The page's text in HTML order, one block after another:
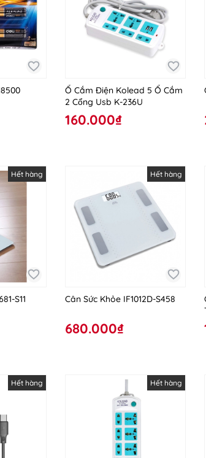
Ổ Cắm Điện Kolead 5 Ổ Cắm
2 Cổng Usb K-236U
160.000₫
Hết hàng
S11
Hết hàng
Cân Sức Khỏe IF1012D-S458
680.000₫
Hết hàng Hết hàng